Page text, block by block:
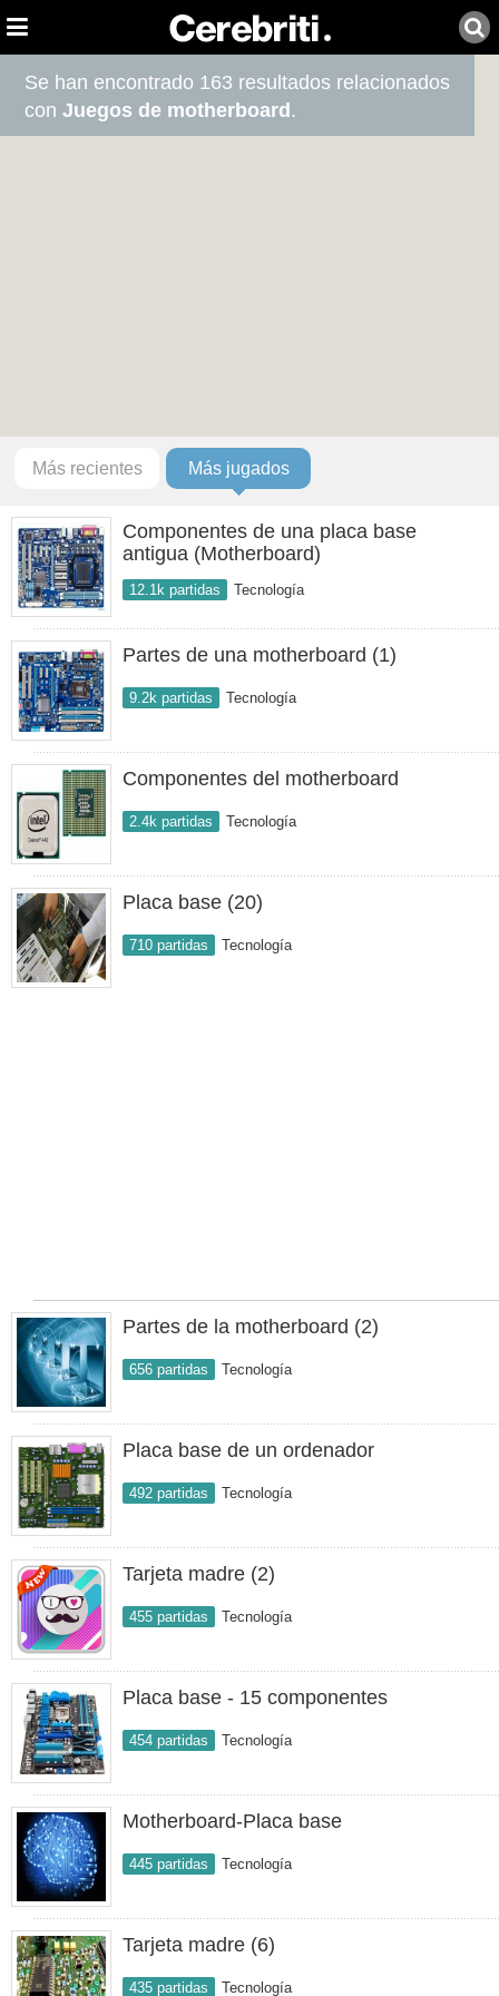
Se han encontrado 163 resultados relacionados
conJuegos de motherboard .
Más recientes Más jugados
Componentes de una placa base
antigua (Motherboard)
12.1k partidas Tecnología
Partes de una motherboard (1)
9.2k partidas Tecnología
Componentes del motherboard
2.4k partidas Tecnología
Placa base (20)
710 partidas Tecnología
Partes de la motherboard (2)
656 partidas Tecnología
Placa base de un ordenador
492 partidas Tecnología
Tarjeta madre (2)
455 partidas Tecnología
Placa base - 15 componentes
454 partidas Tecnología
Motherboard-Placa base
445 partidas Tecnología
Tarjeta madre (6)
435 partidas Tecnología